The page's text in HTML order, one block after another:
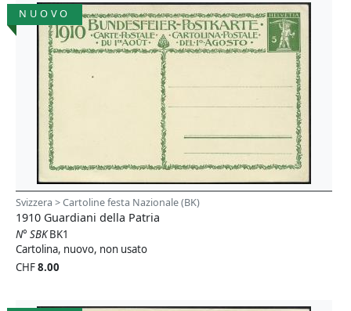
NUOVO
Svizzera > Cartoline festa Nazionale (BK)
1910 Guardiani della Patria
N° SBKBK1
Cartolina, nuovo, non usato
CHF8.00